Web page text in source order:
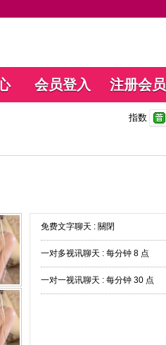
会员登入 注册会员
指数
免费文字聊天 : 關閉
一对多视讯聊天 : 每分钟 8 点
一对一视讯聊天 : 每分钟 30 点